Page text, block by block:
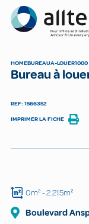
Allten
HOMEBUREAUA-LOUER1000
Bureau à
REF: 1566352
IMPRIMER LA FICHE
0m²- 2.215m²
Boulevard